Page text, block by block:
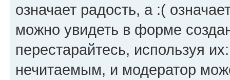
означает радость, а :(
можно увидеть в форме
перестарайтесь, используя
нечитаемым, и модератор